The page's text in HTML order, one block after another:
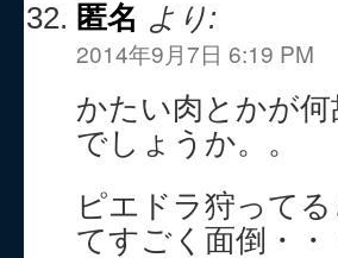
匿名 より:
2014年9月7日 6:19 PM
かたい肉とかが
でしょうか。。
ピエドラ狩って
てすごく面倒・・